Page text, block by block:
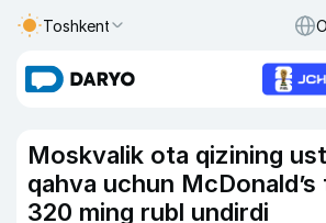
Toshkent
Moskvalik ota qizining
qahva uchun McDonald’s
320 ming rubl undirdi